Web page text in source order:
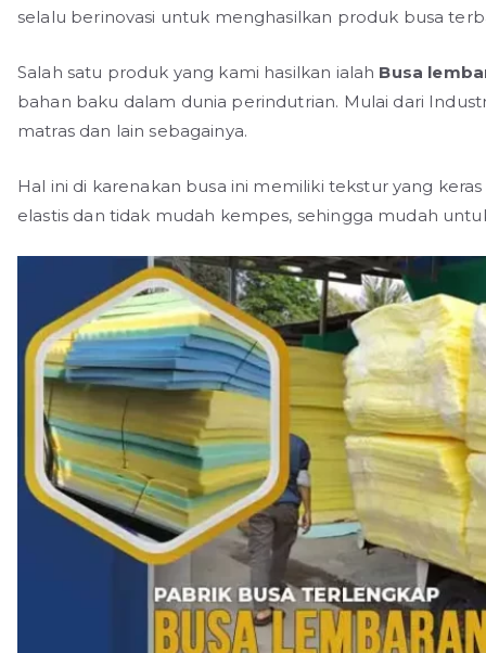
selalu berinovasi untuk menghasilkan produk busa
Salah satu produk yang kami hasilkan ialah Busa
bahan baku dalam dunia perindutrian. Mulai dari
matras dan lain sebagainya.
Hal ini di karenakan busa ini memiliki tekstur yang
elastis dan tidak mudah kempes, sehingga mudah